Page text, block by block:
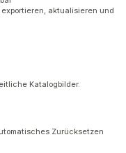
aktualisieren und
Katalogbilder.
Zurücksetzen